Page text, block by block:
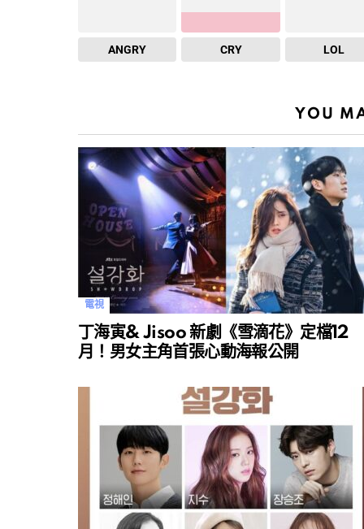
ANGRY CRY LOL
YOU
電視
丁海寅& Jisoo 新劇《雪滴花》定檔12
月！男女主角首張心動海報公開